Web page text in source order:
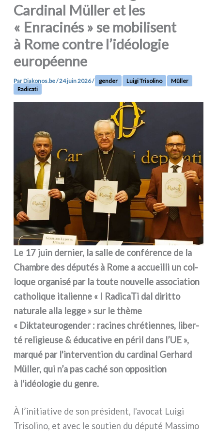
Cardinal Müller et les
« Enracinés » se mobilisent
à Rome contre l’idéologie
européenne
ParDiakonos.be/24 juin 2026/ gender Luigi Trisolino
Müller
Radicati
Le 17 juin der­nier, la sal­le de con­fé­ren­ce de la
Chambre des dépu­tés à Rome a accueil­li un col­
lo­que orga­ni­sé par la tou­te nou­vel­le asso­cia­tion
catho­li­que ita­lien­ne « I RadicaTi dal dirit­to
natu­ra­le alla leg­ge » sur le thè­me
« Diktateurogender : raci­nes chré­tien­nes, liber­
té reli­gieu­se & édu­ca­ti­ve en péril dans l’UE »,
mar­qué par l'intervention du car­di­nal Gerhard
Müller, qui n’a pas caché son oppo­si­tion
à l'idéologie du gen­re.
À l’initiative de son pré­si­dent, l'avocat Luigi
Trisolino, et avec le sou­tien du dépu­té Massimo